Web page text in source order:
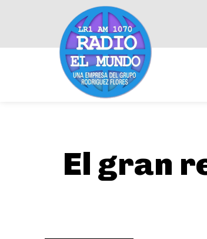
El gran